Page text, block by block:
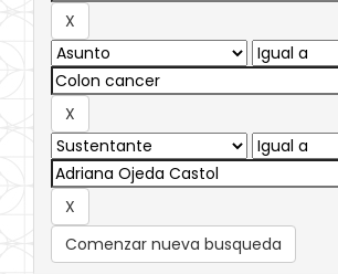
Comenzar nueva busqueda